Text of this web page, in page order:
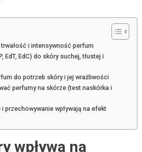
trwałość i intensywność perfum
EdT, EdC) do skóry suchej, tłustej i
do potrzeb skóry i jej wrażliwości
perfumy na skórze (test naskórka i
przechowywanie wpływają na efekt
wpływa na